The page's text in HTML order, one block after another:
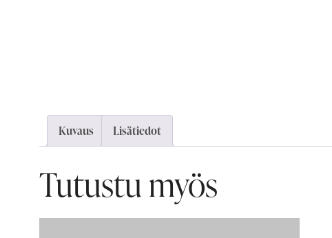
Kuvaus Lisätiedot
Tutustu myös